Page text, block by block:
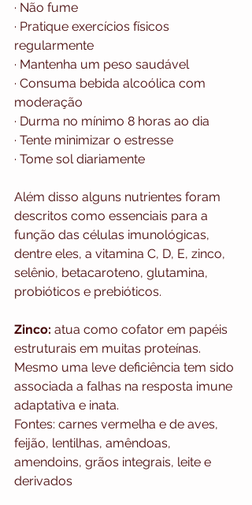
· Não fume
· Pratique exercícios físicos
regularmente
· Mantenha um peso saudável
· Consuma bebida alcoólica com
moderação
· Durma no mínimo 8 horas ao dia
· Tente minimizar o estresse
· Tome sol diariamente
Além disso alguns nutrientes foram
descritos como essenciais para a
função das células imunológicas,
dentre eles, a vitamina C, D, E, zinco,
selênio, betacaroteno, glutamina,
probióticos e prebióticos.
Zinco: atua como cofator em papéis
estruturais em muitas proteínas.
Mesmo uma leve deficiência tem sido
associada a falhas na resposta imune
adaptativa e inata.
Fontes: carnes vermelha e de aves,
feijão, lentilhas, amêndoas,
amendoins, grãos integrais, leite e
derivados